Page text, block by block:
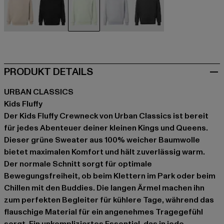
PRODUKT DETAILS
URBAN CLASSICS
Kids Fluffy
Der Kids Fluffy Crewneck von Urban Classics ist bereit
für jedes Abenteuer deiner kleinen Kings und Queens.
Dieser grüne Sweater aus 100% weicher Baumwolle
bietet maximalen Komfort und hält zuverlässig warm.
Der normale Schnitt sorgt für optimale
Bewegungsfreiheit, ob beim Klettern im Park oder beim
Chillen mit den Buddies. Die langen Ärmel machen ihn
zum perfekten Begleiter für kühlere Tage, während das
flauschige Material für ein angenehmes Tragegefühl